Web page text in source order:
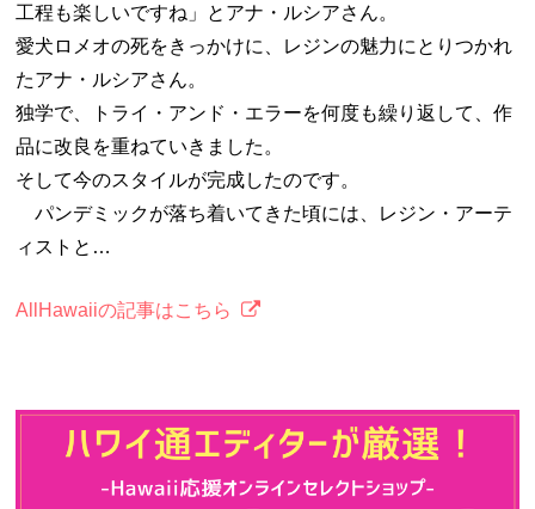
工程も楽しいですね」とアナ・ルシアさん。
愛犬ロメオの死をきっかけに、レジンの魅力にとりつかれ
たアナ・ルシアさん。
独学で、トライ・アンド・エラーを何度も繰り返して、作
品に改良を重ねていきました。
そして今のスタイルが完成したのです。
パンデミックが落ち着いてきた頃には、レジン・アーテ
ィストと…
AllHawaiiの記事はこちら